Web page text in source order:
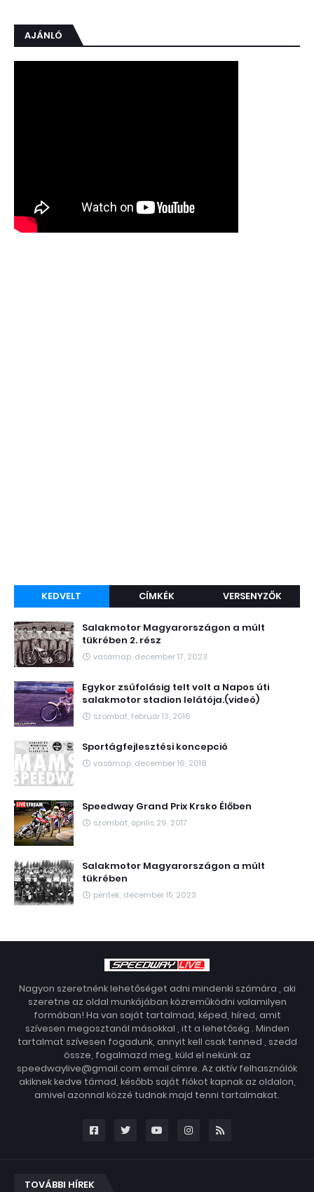
AJÁNLÓ
KEDVELT CÍMKÉK VERSENYZŐK
Salakmotor Magyarországon a múlt
tükrében 2. rész
vasárnap, december 17, 2023
Egykor zsúfolásig telt volt a Napos úti
salakmotor stadion lelátója.(videó)
szombat, február 13, 2016
Sportágfejlesztési koncepció
vasárnap, december 16, 2018
Speedway Grand Prix Krsko Élőben
szombat, április 29, 2017
Salakmotor Magyarországon a múlt
tükrében
péntek, december 15, 2023
Nagyon szeretnénk lehetőséget adni mindenki számára , aki
szeretne az oldal munkájában közreműködni valamilyen
formában! Ha van saját tartalmad, képed, híred, amit
szívesen megosztanál másokkal , itt a lehetőség . Minden
tartalmat szívesen fogadunk, annyit kell csak tenned , szedd
össze, fogalmazd meg, küld el nekünk az
speedwaylive@gmail.com email címre. Az aktív felhasználók
akiknek kedve támad, később saját fiókot kapnak az oldalon,
amivel azonnal közzé tudnak majd tenni tartalmakat.
TOVÁBBI HÍREK